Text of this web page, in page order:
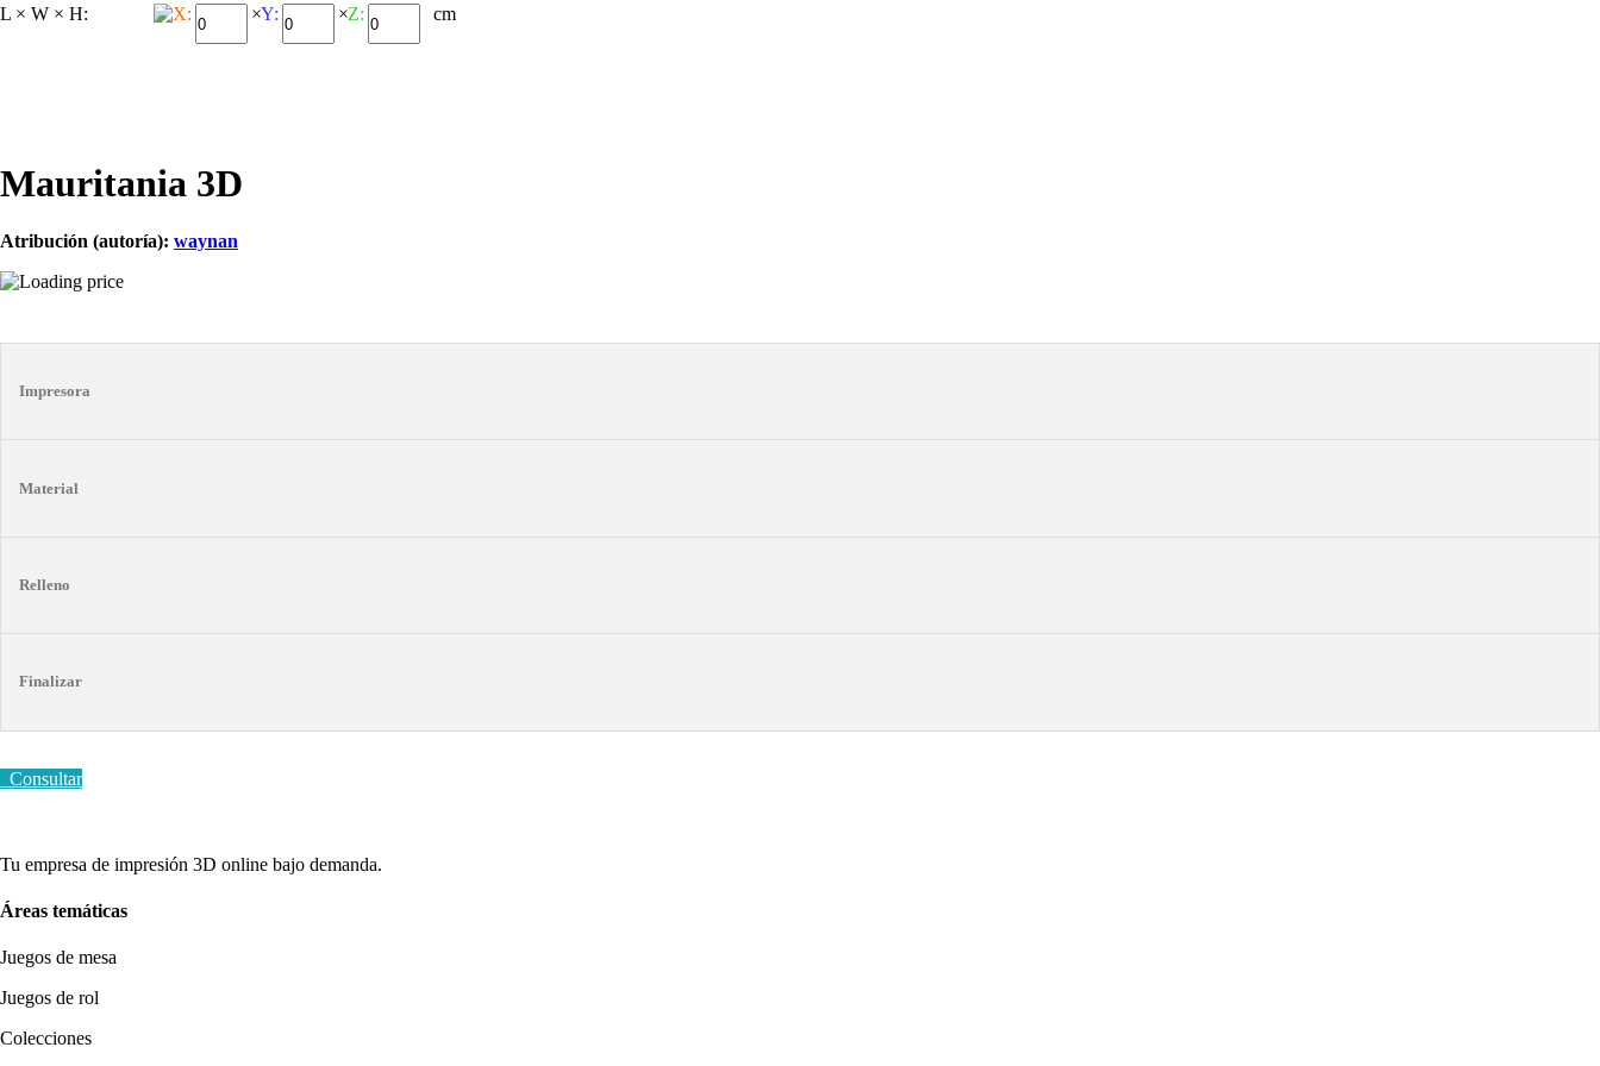
L × W × H: X: ×Y: ×Z: cm
Mauritania 3D
Atribución (autoría): waynan
Impresora
Material
Relleno
Finalizar
Consultar
Tu empresa de impresión 3D online bajo demanda.
Áreas temáticas
Juegos de mesa
Juegos de rol
Colecciones